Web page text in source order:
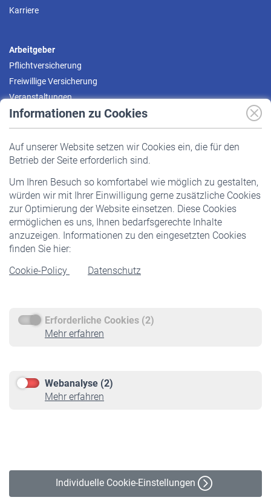
Informationen zu Cookies
Auf unserer Website setzen wir Cookies ein, die für den
Betrieb der Seite erforderlich sind.
Um Ihren Besuch so komfortabel wie möglich zu gestalten,
würden wir mit Ihrer Einwilligung gerne zusätzliche Cookies
zur Optimierung der Website einsetzen. Diese Cookies
ermöglichen es uns, Ihnen bedarfsgerechte Inhalte
anzuzeigen. Informationen zu den eingesetzten Cookies
finden Sie hier:
Cookie-Policy
Datenschutz
Erforderliche Cookies (2)
Mehr erfahren
Webanalyse (2)
Mehr erfahren
Individuelle Cookie-Einstellungen
Karriere
Arbeitgeber
Pflichtversicherung
Freiwillige Versicherung
Veranstaltungen
Pflichtversicherung
Staatliche Förderung
Veranstaltungen
Rentner
Rentenbeginn
Rente beantragen
Service
Informationen
Online-Rechner
VBLnewsletter
Erklärung zur Barrierefreiheit